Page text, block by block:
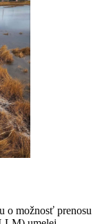
o možnosť prenosu